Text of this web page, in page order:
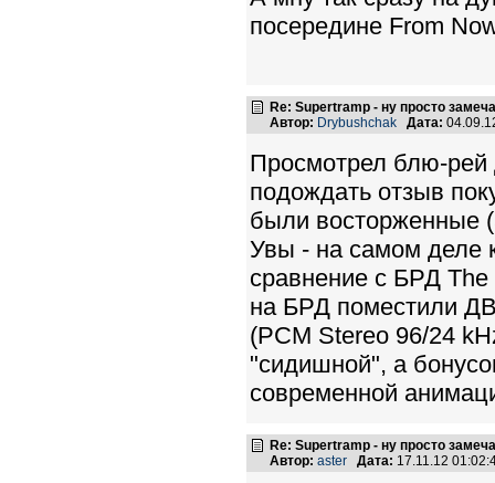
посередине From
Re: Supertramp - ну просто
Автор: Drybushchak Дата:
Просмотрел блю-рей
подождать отзыв
были восторженные
Увы - на самом деле
сравнение с БРД The
на БРД поместили
(PCM Stereo 96/24
"сидишной", а
современной
Re: Supertramp - ну просто
Автор: aster Дата: 17.11.12